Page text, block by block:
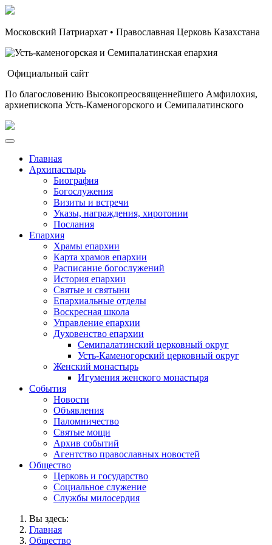
Московский Патриархат • Православная Церковь Казахстана
Официальный сайт
По благословению Высокопреосвященнейшего Амфилохия,
архиепископа Усть-Каменогорского и Семипалатинского
Главная
Архипастырь
Биография
Богослужения
Визиты и встречи
Указы, награждения, хиротонии
Послания
Епархия
Храмы епархии
Карта храмов епархии
Расписание богослужений
История епархии
Святые и святыни
Епархиальные отделы
Воскресная школа
Управление епархии
Духовенство епархии
Семипалатинский церковный округ
Усть-Каменогорский церковный округ
Женский монастырь
Игумения женского монастыря
События
Новости
Объявления
Паломничество
Святые мощи
Архив событий
Агентство православных новостей
Общество
Церковь и государство
Социальное служение
Службы милосердия
Вы здесь:
Главная
Общество